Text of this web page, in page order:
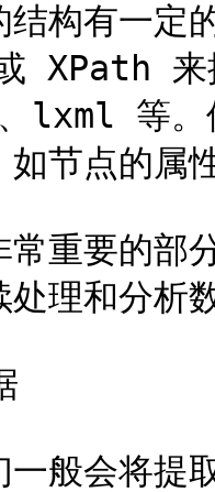
结构有一定
或 XPath
lxml 等。
如节点的属
重要的部
理和分析
般会将提